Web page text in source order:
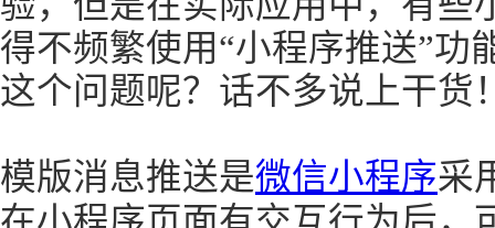
得不频繁使用“小程序推送”功
这个问题呢？话不多说上干货
模版消息推送是微信小程序采